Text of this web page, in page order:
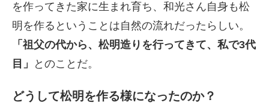
を作ってきた家に生まれ育ち、和光さん自身も松
明を作るということは自然の流れだったらしい。
「祖父の代から、松明造りを行ってきて、私で3代
目」
とのことだ。
どうして松明を作る様になったのか？